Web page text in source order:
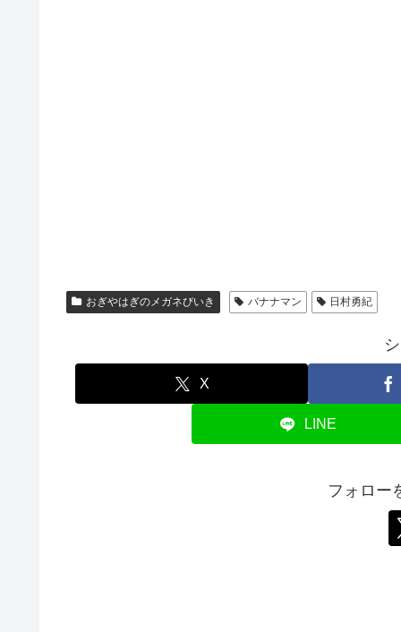
おぎやはぎのメガネびいき バナナマン 日村勇紀
X
LINE
フォロー